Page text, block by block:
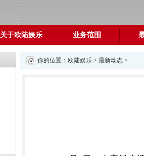
关于欧陆娱乐 业务范围
你的位置： 欧陆娱乐 > 最新动态 >